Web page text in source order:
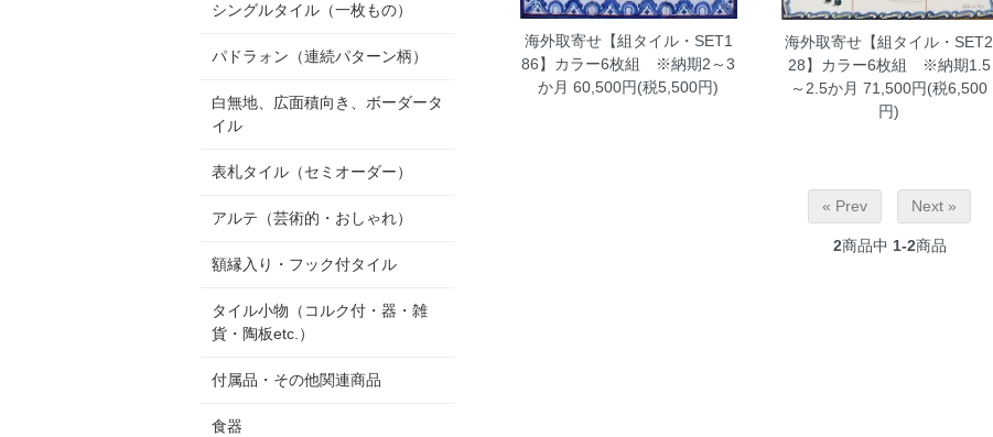
海外取寄せ【組タイル・SET1
86】カラー6枚組 ※納期2～3
か月 60,500円(税5,500円)
海外取寄せ【組タイル・SET2
28】カラー6枚組 ※納期1.5
～2.5か月 71,500円(税6,500
円)
« Prev Next »
2商品中 1-2商品
シングルタイル（一枚もの）
パドラォン（連続パターン柄）
白無地、広面積向き、ボーダータ
イル
表札タイル（セミオーダー）
アルテ（芸術的・おしゃれ）
額縁入り・フック付タイル
タイル小物（コルク付・器・雑
貨・陶板etc.）
付属品・その他関連商品
食器